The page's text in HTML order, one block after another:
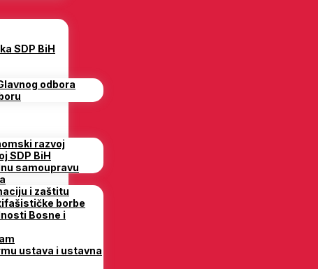
SDP BiH
odbora
razvoj
SDP BiH
samoupravu
i zaštitu
borbe
Bosne i
ustava i ustavna